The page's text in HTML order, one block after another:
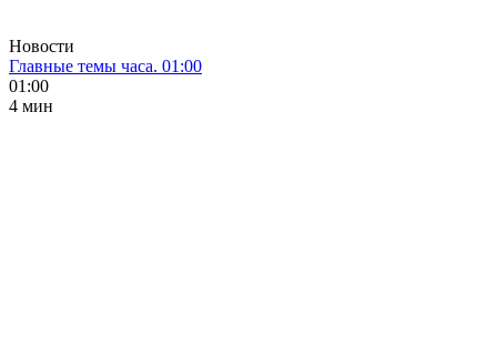
Новости
Главные темы часа. 01:00
01:00
4 мин